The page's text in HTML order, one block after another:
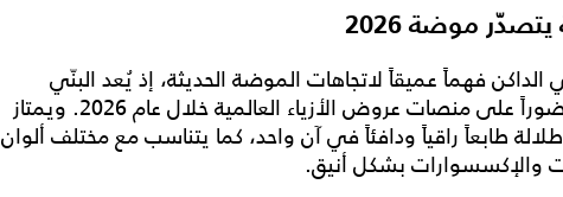
موضة 2026
الداكن فهماً عميقاً لاتجاهات الموضة الحديثة، إذ يُعد البنّي
الشوكولاتة من أكثر الألوان حضوراً على منصات عروض الأزياء العالمية خلال عام 2026. ويمتاز
طابعاً راقياً ودافئاً في آن واحد، كما يتناسب مع مختلف ألوان
والإكسسوارات بشكل أنيق.